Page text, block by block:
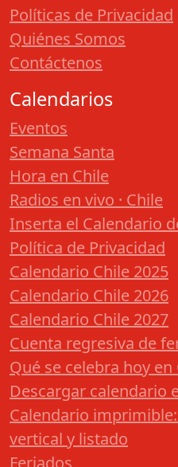
Políticas de Privacidad
Quiénes Somos
Contáctenos
Calendarios
Eventos
Semana Santa
Hora en Chile
Radios en vivo · Chile
Inserta el Calendario
Política de Privacidad
Calendario Chile 2025
Calendario Chile 2026
Calendario Chile 2027
Cuenta regresiva de
Qué se celebra hoy en
Descargar calendario
Calendario
vertical y listado